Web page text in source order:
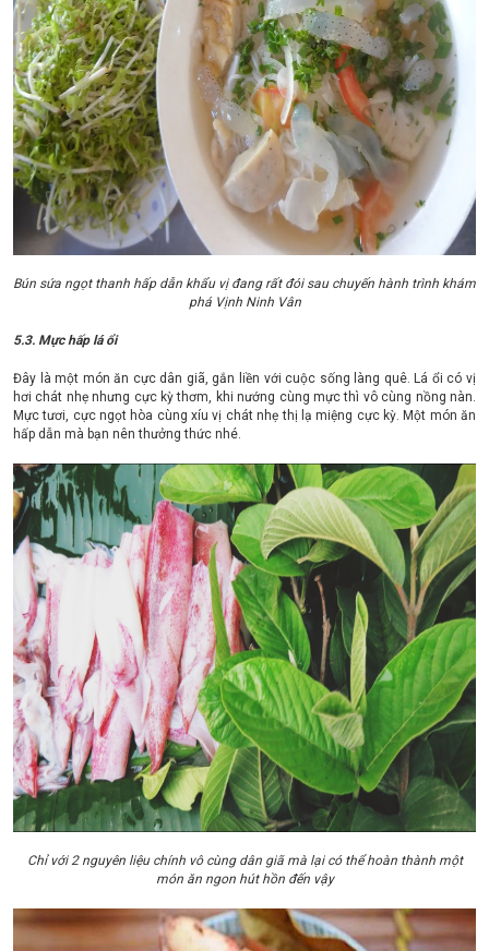
Bún sứa ngọt thanh hấp dẫn khẩu vị đang rất đói sau chuyến hành trình khám
phá Vịnh Ninh Vân
5.3. Mực hấp lá ổi
Đây là một món ăn cực dân giã, gắn liền với cuộc sống làng quê. Lá ổi có vị
hơi chát nhẹ nhưng cực kỳ thơm, khi nướng cùng mực thì vô cùng nồng nàn.
Mực tươi, cực ngọt hòa cùng xíu vị chát nhẹ thị lạ miệng cực kỳ. Một món ăn
hấp dẫn mà bạn nên thưởng thức nhé.
Chỉ với 2 nguyên liệu chính vô cùng dân giã mà lại có thể hoàn thành một
món ăn ngon hút hồn đến vậy